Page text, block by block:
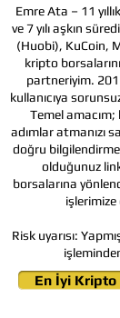
En İyi
Emre Ata – 11
ve 7 yılı aşkın
(Huobi), KuCoin,
kripto
partneriyim.
kullanıcıya
Temel
adımlar atmanızı
doğru
olduğunuz
borsalarına
Risk uyarısı: